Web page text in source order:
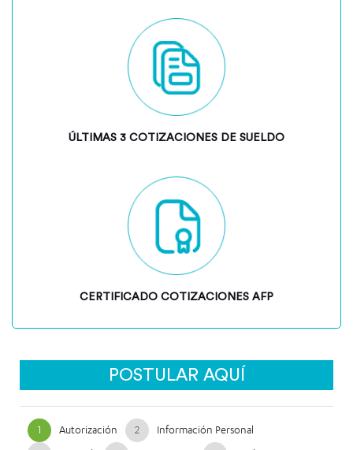
ÚLTIMAS 3 COTIZACIONES DE SUELDO
CERTIFICADO COTIZACIONES AFP
POSTULAR AQUÍ
1 Autorización 2
Información Personal